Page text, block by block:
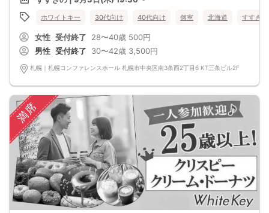
甘いスイーツが緊張をほぐし、自然な笑顔を引き出してくれます♪
「そろそろ真剣に出会いたい」
「でも堅すぎる雰囲気は少し苦手…」
★★スイーツ＆ドリンク MENU★★
・イチゴのロールケーキ
・イチゴのバウムクーヘン
・イチゴのチーズタルト
・イチゴの杏仁豆腐
■MATCHING SHUTTER
- マッチングシャッター -男女の間には大振りなカーテンカウントダウンが始ま
る…パーティー開始とともについに開く…あなたの前に現れるのは誰！？
■NEW個室シート採用
他人との無駄な接触を極力抑えた座席正面、そして左右には専用パーティション
やカーテンで仕切られた壁空間は男女別、誰にも見られないプライベート感が半
端ない！
■WhiteKey AI Matching
ホワイトキーが生んだ未来のマッチングプログラム・カップルになる確率％を事
前に知らせる相性診断機能・話すべき相手は「AI」が決めてくれる
参加条件：友達を増やしたい方・出逢いを探されている方
ホワイトキー 30代向け 40代向け 個室 北海道 すすきの
女性 受付終了 28〜40歳 500円
男性 受付終了 30〜42歳 3,500円
札幌｜札幌コンファレンスホール 札幌市中央区南3条西2丁目6 KT三条ビル2F
満席